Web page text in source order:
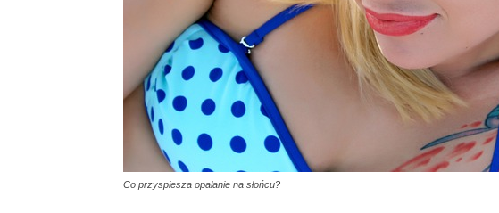
Co przyspiesza opalanie na słońcu?